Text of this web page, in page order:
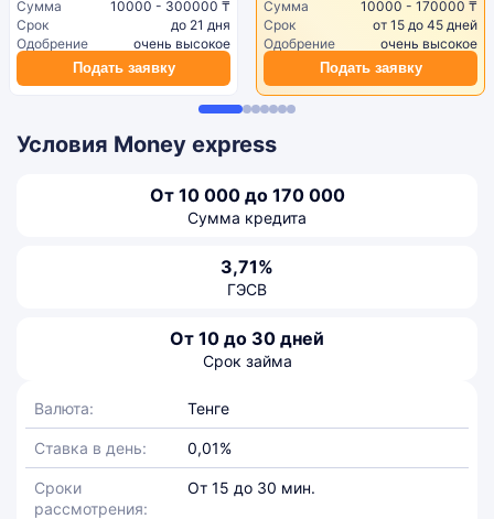
Сумма
10000 - 300000 ₸
Срок
до 21 дня
Одобрение
очень высокое
Подать заявку
Сумма
10000 - 170000 ₸
Срок
от 15 до 45 дней
Одобрение
очень высокое
Подать заявку
Условия Money express
От 10 000 до 170 000
Сумма кредита
3,71%
ГЭСВ
От 10 до 30 дней
Срок займа
Валюта: Тенге
Ставка в день: 0,01%
Сроки
рассмотрения:
От 15 до 30 мин.